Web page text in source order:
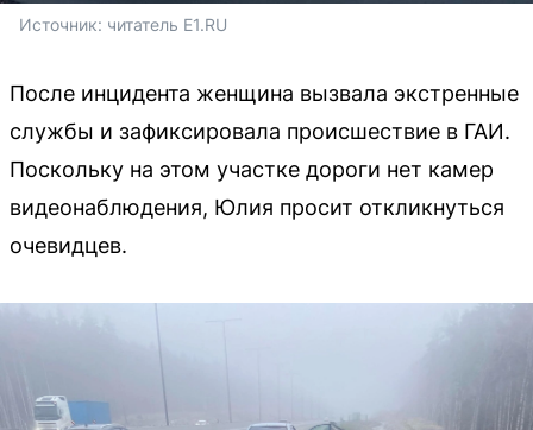
Источник: читатель E1.RU
После инцидента женщина вызвала экстренные
службы и зафиксировала происшествие в ГАИ.
Поскольку на этом участке дороги нет камер
видеонаблюдения, Юлия просит откликнуться
очевидцев.